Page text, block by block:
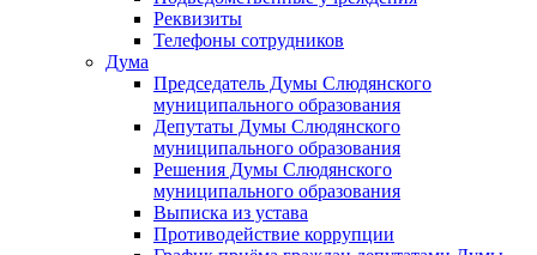
Реквизиты
Телефоны сотрудников
Дума
Председатель Думы Слюдянского
муниципального образования
Депутаты Думы Слюдянского
муниципального образования
Решения Думы Слюдянского
муниципального образования
Выписка из устава
Противодействие коррупции